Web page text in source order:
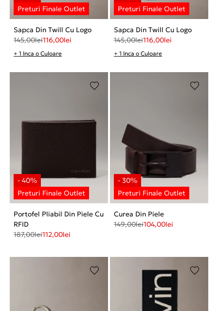
Sapca Din Twill Cu Logo
145,00lei116,00lei
+ 1 Inca o Culoare
Sapca Din Twill Cu Logo
145,00lei116,00lei
+ 1 Inca o Culoare
Portofel Pliabil Din Piele Cu
RFID
187,00lei112,00lei
Curea Din Piele
149,00lei104,00lei